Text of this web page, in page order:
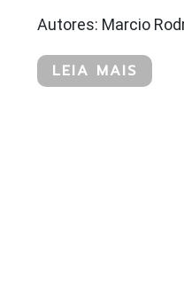
Autores: Marcio
LEIA MAIS